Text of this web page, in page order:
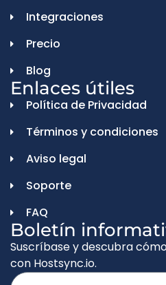
Integraciones
Precio
Blog
Enlaces útiles
Política de Privacidad
Términos y condiciones
Aviso legal
Soporte
FAQ
Boletín
Suscríbase y descubra
con Hostsync.io.